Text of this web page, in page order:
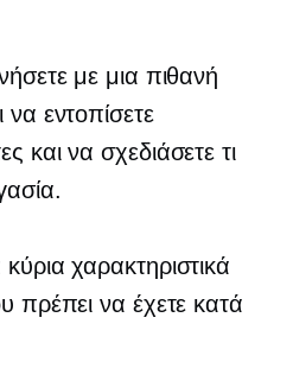
με μια πιθανή
εντοπίσετε
και να σχεδιάσετε τι
χαρακτηριστικά
πρέπει να έχετε κατά